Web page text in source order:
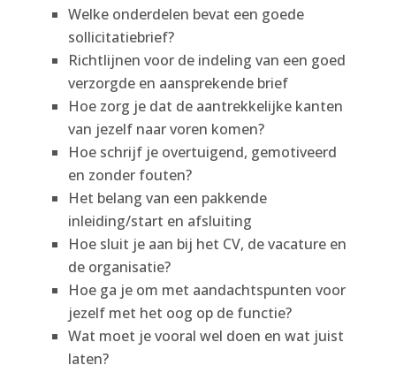
Welke onderdelen bevat een goede
sollicitatiebrief?
Richtlijnen voor de indeling van een goed
verzorgde en aansprekende brief
Hoe zorg je dat de aantrekkelijke kanten
van jezelf naar voren komen?
Hoe schrijf je overtuigend, gemotiveerd
en zonder fouten?
Het belang van een pakkende
inleiding/start en afsluiting
Hoe sluit je aan bij het CV, de vacature en
de organisatie?
Hoe ga je om met aandachtspunten voor
jezelf met het oog op de functie?
Wat moet je vooral wel doen en wat juist
laten?